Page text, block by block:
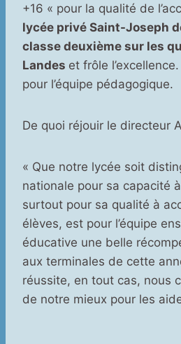
+16 « pour la qualité de
lycée privé Saint-Joseph
classe deuxième sur les
Landes et frôle
pour l’équipe pédagogique.
De quoi réjouir le directeur
« Que notre lycée soit
nationale pour sa capacité
surtout pour sa qualité à
élèves, est pour l’équipe
éducative une belle
aux terminales de cette
réussite, en tout cas, nous
de notre mieux pour les